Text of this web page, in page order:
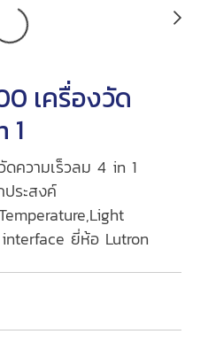
เครื่องวัด
1
ความเร็วลม 4 in 1
ประสงค์
ยี่ห้อ Lutron